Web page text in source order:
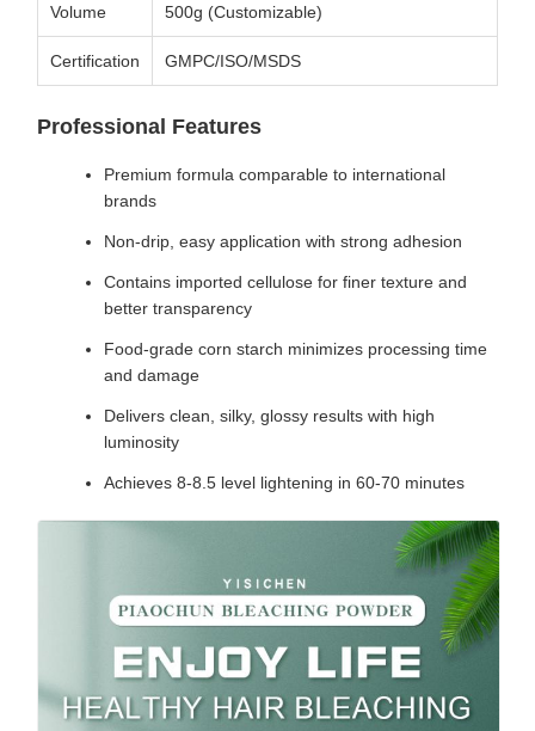
Volume 500g (Customizable)
Certification GMPC/ISO/MSDS
Professional Features
Premium formula comparable to international
brands
Non-drip, easy application with strong adhesion
Contains imported cellulose for finer texture and
better transparency
Food-grade corn starch minimizes processing time
and damage
Delivers clean, silky, glossy results with high
luminosity
Achieves 8-8.5 level lightening in 60-70 minutes